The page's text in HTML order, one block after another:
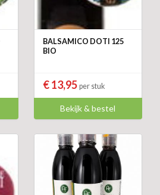
BALSAMICO DOTI 125
BIO
€ 13,95 per stuk
Bekijk & bestel